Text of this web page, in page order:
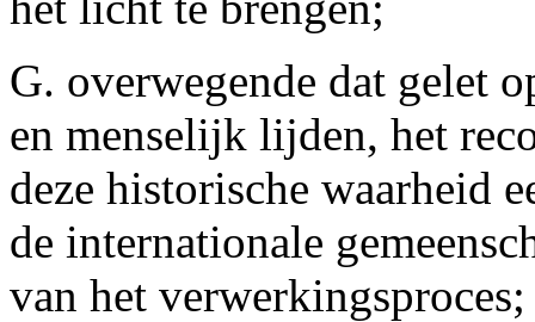
G. overwegende dat gelet
en menselijk lijden, het
deze historische waarheid
de internationale
van het verwerkingsproces;